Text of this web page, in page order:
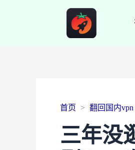
首页 翻回国内vpn
三年没